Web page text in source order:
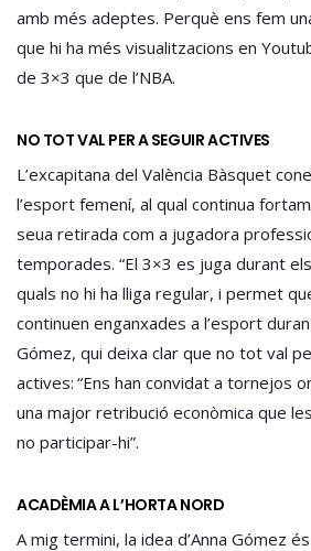
amb més adeptes. Perquè ens fem
que hi ha més visualitzacions en
de 3×3 que de l’NBA.
NO TOT VAL PER A SEGUIR ACTIVES
L’excapitana del València Bàsquet
l’esport femení, al qual continua
seua retirada com a jugadora
temporades. “El 3×3 es juga durant
quals no hi ha lliga regular, i permet
continuen enganxades a l’esport
Gómez, qui deixa clar que no tot val
actives: “Ens han convidat a tornejos
una major retribució econòmica que
no participar-hi”.
ACADÈMIA A L’HORTA NORD
A mig termini, la idea d’Anna Gómez